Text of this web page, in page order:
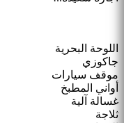
اللوحة البحرية
جاكوزي
موقف سيارات
أواني المطبخ
غسالة آلية
ثلاجة